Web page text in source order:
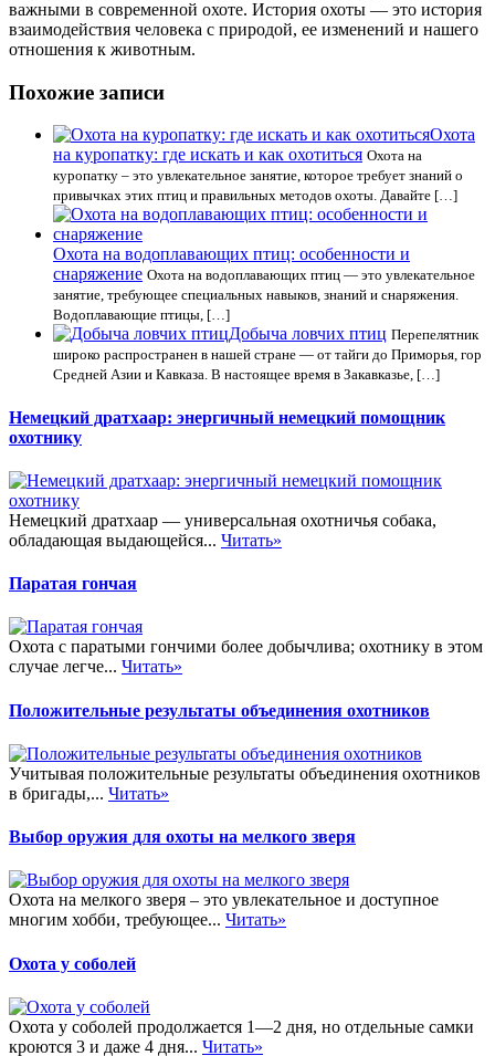
важными в современной охоте. История охоты — это история
взаимодействия человека с природой, ее изменений и нашего
отношения к животным.
Похожие записи
Охота
на куропатку: где искать и как охотиться Охота на
куропатку – это увлекательное занятие, которое требует знаний о
привычках этих птиц и правильных методов охоты. Давайте […]
Охота на водоплавающих птиц: особенности и
снаряжение Охота на водоплавающих птиц — это увлекательное
занятие, требующее специальных навыков, знаний и снаряжения.
Водоплавающие птицы, […]
Добыча ловчих птиц Перепелятник
широко распространен в нашей стране — от тайги до Приморья, гор
Средней Азии и Кавказа. В настоящее время в Закавказье, […]
Немецкий дратхаар: энергичный немецкий помощник
охотнику
Немецкий дратхаар — универсальная охотничья собака,
обладающая выдающейся... Читать»
Паратая гончая
Охота с паратыми гончими более добычлива; охотнику в этом
случае легче... Читать»
Положительные результаты объединения охотников
Учитывая положительные результаты объединения охотников
в бригады,... Читать»
Выбор оружия для охоты на мелкого зверя
Охота на мелкого зверя – это увлекательное и доступное
многим хобби, требующее... Читать»
Охота у соболей
Охота у соболей продолжается 1—2 дня, но отдельные самки
кроются 3 и даже 4 дня... Читать»